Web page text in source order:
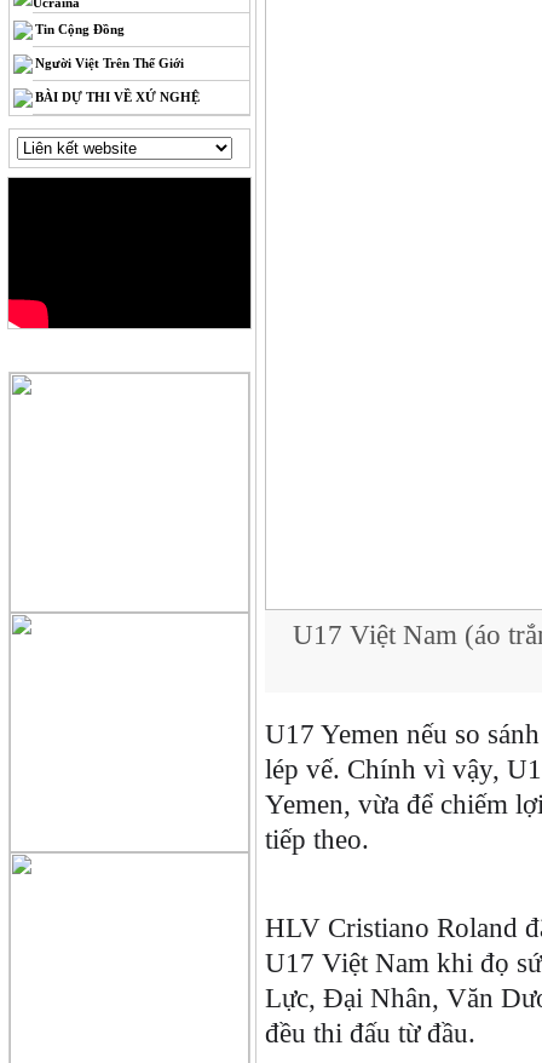
Tin Cộng Đồng
Người Việt Trên Thế Giới
BÀI DỰ THI VỀ XỨ NGHỆ
U17 Việt Nam (áo
U17 Yemen nếu so
lép vế. Chính vì vậy,
Yemen, vừa để chiếm
tiếp theo.
HLV Cristiano Roland
U17 Việt Nam khi đọ
Lực, Đại Nhân, Văn
đều thi đấu từ đầu.